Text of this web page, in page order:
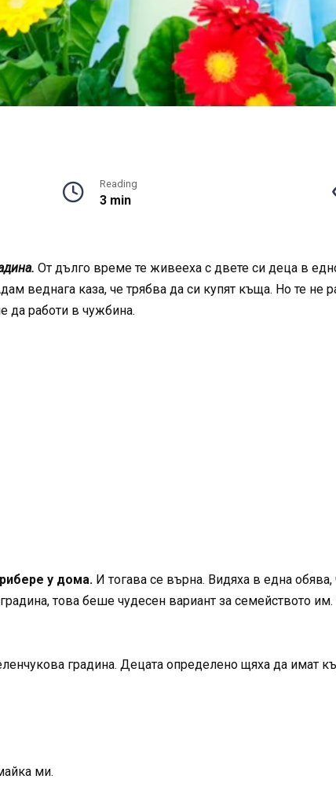
Reading
3 min
От дълго време те живееха с двете си деца в
веднага каза, че трябва да си купят къща. Но те не
работи в чужбина.
у дома. И тогава се върна. Видяха в една
това беше чудесен вариант за семейството им.
градина. Децата определено щяха да имат
ми.